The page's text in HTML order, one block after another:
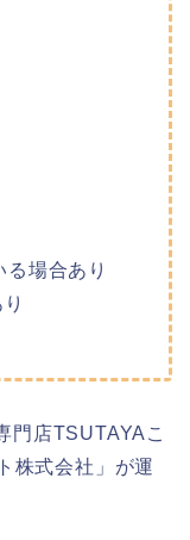
る場合あり
門店TSUTAYAこ
株式会社」が運